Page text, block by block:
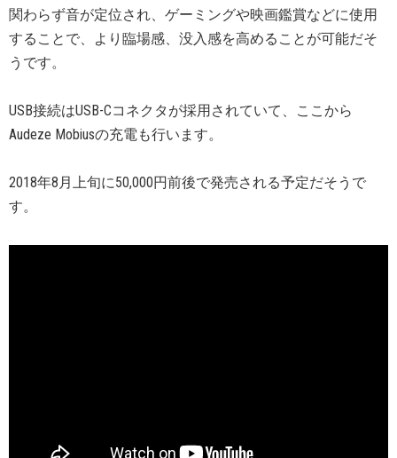
関わらず音が定位され、ゲーミングや映画鑑賞などに使用
することで、より臨場感、没入感を高めることが可能だそ
うです。
USB接続はUSB-Cコネクタが採用されていて、ここから
Audeze Mobiusの充電も行います。
2018年8月上旬に50,000円前後で発売される予定だそうで
す。